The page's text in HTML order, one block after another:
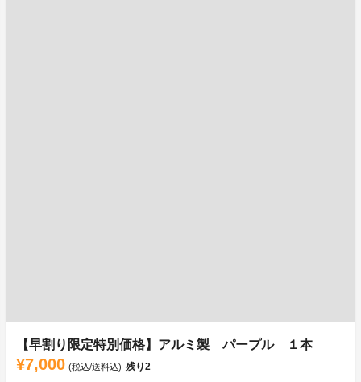
【早割り限定特別価格】アルミ製 パープル １本
¥7,000 (税込/送料込) 残り2